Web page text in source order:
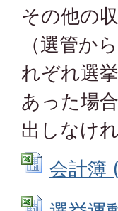
その他の
（選管か
れぞれ選
あった場
出しなけ
会計簿